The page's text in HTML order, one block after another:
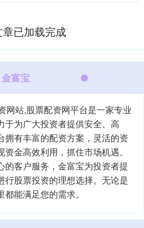
已加载完成
金富宝
网站,股票配资网平台是一家专业
于为广大投资者提供安全、高
拥有丰富的配资方案，灵活的资
金高效利用，抓住市场机遇。
的客户服务，金富宝为投资者提
行股票投资的理想选择。无论是
能满足您的需求。